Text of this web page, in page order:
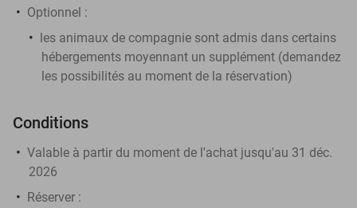
Optionnel :
les animaux de compagnie sont admis dans certains
hébergements moyennant un supplément (demandez
les possibilités au moment de la réservation)
Conditions
Valable à partir du moment de l'achat jusqu'au 31 déc.
2026
Réserver :